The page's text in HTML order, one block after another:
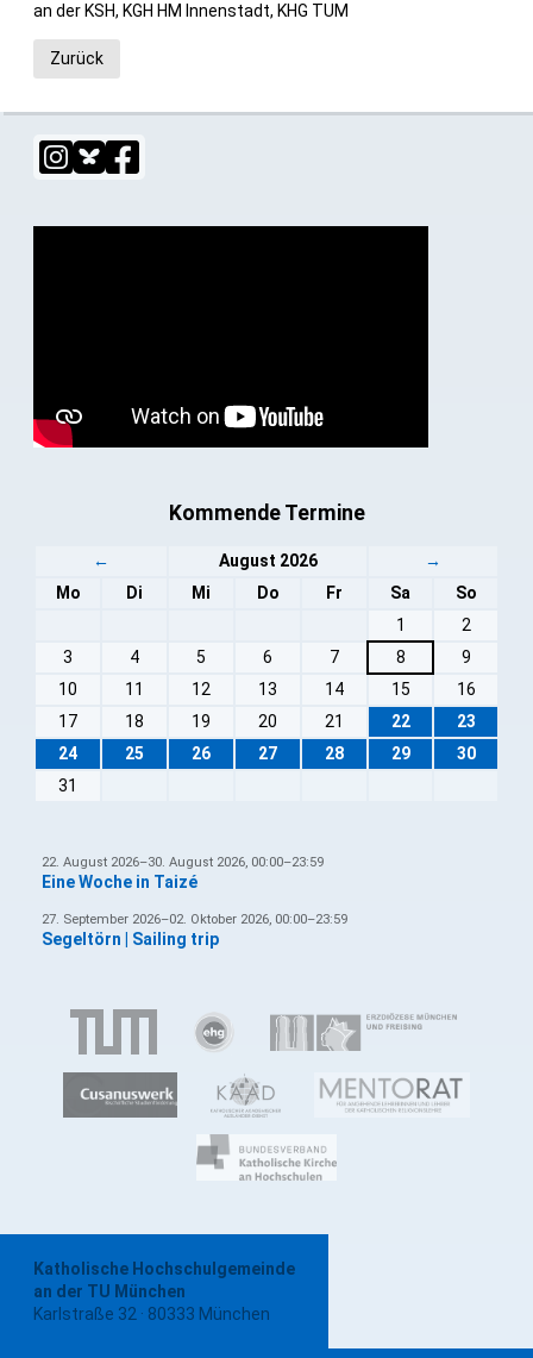
an der KSH, KGH HM Innenstadt, KHG TUM
Zurück
Kommende Termine
← August 2026
→
Mo
Di Mi Do Fr Sa
So
1
2
3
4 5 6 7 8
9
10
11 12 13 14 15
16
17
18 19 20 21 22
23
24
25 26 27 28 29
30
31
22. August 2026–30. August 2026, 00:00–23:59
Eine Woche in Taizé
27. September 2026–02. Oktober 2026, 00:00–23:59
Segeltörn | Sailing trip
Katholische Hochschulgemeinde
an der TU München
Karlstraße 32 · 80333 München